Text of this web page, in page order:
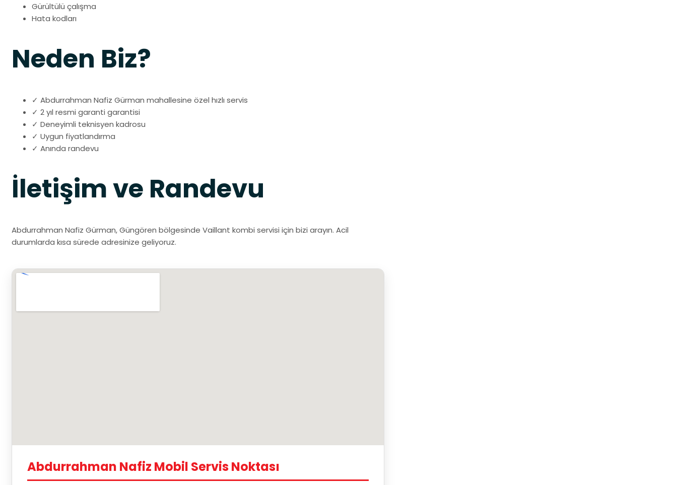
Gürültülü çalışma
Hata kodları
Neden Biz?
✓ Abdurrahman Nafiz Gürman mahallesine özel hızlı servis
✓ 2 yıl resmi garanti garantisi
✓ Deneyimli teknisyen kadrosu
✓ Uygun fiyatlandırma
✓ Anında randevu
İletişim ve Randevu
Abdurrahman Nafiz Gürman, Güngören bölgesinde Vaillant kombi servisi için bizi arayın. Acil
durumlarda kısa sürede adresinize geliyoruz.
Abdurrahman Nafiz Mobil Servis Noktası